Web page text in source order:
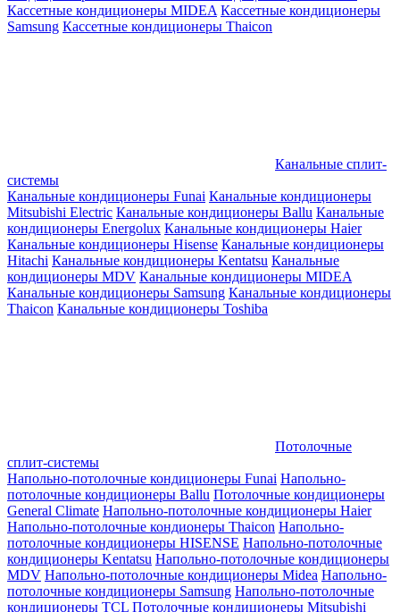
Кассетные кондиционеры MIDEA Кассетные кондиционеры
Samsung Кассетные кондиционеры Thaicon
Канальные сплит-
системы
Канальные кондиционеры Funai Канальные кондиционеры
Mitsubishi Electric Канальные кондиционеры Ballu Канальные
кондиционеры Energolux Канальные кондиционеры Haier
Канальные кондиционеры Hisense Канальные кондиционеры
Hitachi Канальные кондиционеры Kentatsu Канальные
кондиционеры MDV Канальные кондиционеры MIDEA
Канальные кондиционеры Samsung Канальные кондиционеры
Thaicon Канальные кондиционеры Toshiba
Потолочные
сплит-системы
Напольно-потолочные кондиционеры Funai Напольно-
потолочные кондиционеры Ballu Потолочные кондиционеры
General Climate Напольно-потолочные кондиционеры Haier
Напольно-потолочные кондионеры Thaicon Напольно-
потолочные кондиционеры HISENSE Напольно-потолочные
кондиционеры Kentatsu Напольно-потолочные кондиционеры
MDV Напольно-потолочные кондиционеры Midea Напольно-
потолочные кондиционеры Samsung Напольно-потолочные
кондиционеры TCL Потолочные кондиционеры Mitsubishi